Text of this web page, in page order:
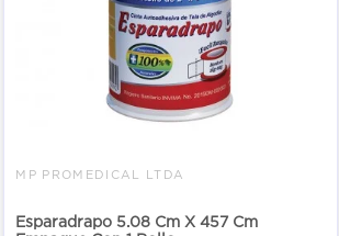
MP PROMEDICAL LTDA
Esparadrapo 5.08 Cm X 457 Cm